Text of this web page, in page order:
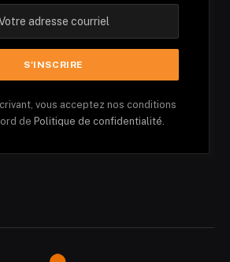
vous acceptez nos conditions
de Politique de confidentialité.